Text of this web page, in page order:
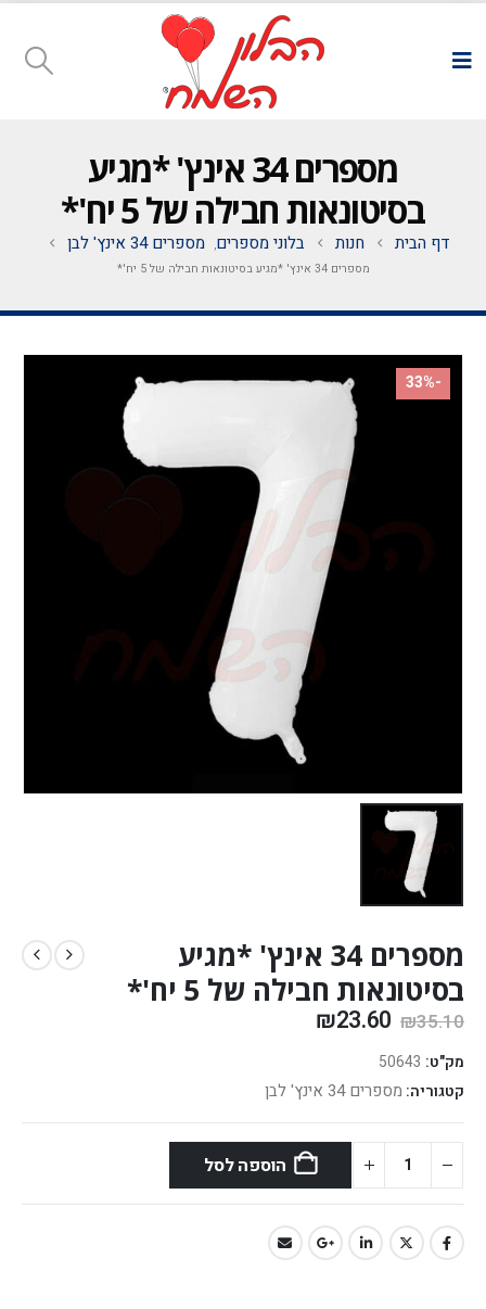
מספרים 34 אינץ' *מגיע
בסיטונאות חבילה של 5 יח'*
דף הבית חנות בלוני מספרים, מספרים 34 אינץ' לבן
מספרים 34 אינץ' *מגיע בסיטונאות חבילה של 5 יח'*
-33%
מספרים 34 אינץ' *מגיע
בסיטונאות חבילה של 5 יח'*
₪35.10
₪23.60
מק"ט: 50643
קטגוריה: מספרים 34 אינץ' לבן
הוספה לסל